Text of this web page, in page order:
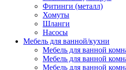
Фитинги (металл)
Хомуты
Шланги
Насосы
Мебель для ванной/кухни
Мебель для ванной
Мебель для ванной
Мебель для ванной